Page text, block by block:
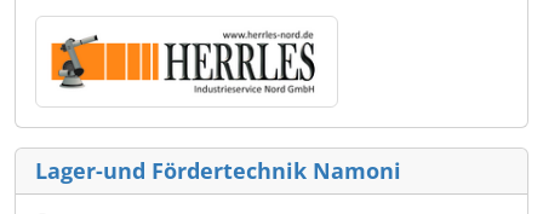
Lager-und Fördertechnik Namoni